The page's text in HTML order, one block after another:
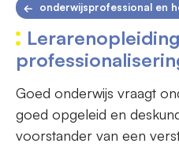
onderwijsprofessional en
Goed onderwijs vraagt
goed opgeleid en
voorstander van een